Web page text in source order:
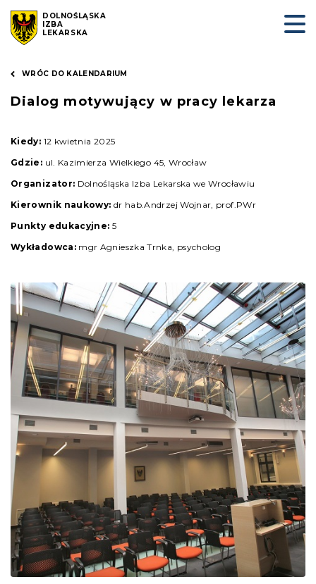
DOLNOŚLĄSKA
IZBA
LEKARSKA
WRÓC DO KALENDARIUM
Dialog motywujący w pracy lekarza
Kiedy: 12 kwietnia 2025
Gdzie: ul. Kazimierza Wielkiego 45, Wrocław
Organizator: Dolnośląska Izba Lekarska we Wrocławiu
Kierownik naukowy: dr hab.Andrzej Wojnar, prof.PWr
Punkty edukacyjne: 5
Wykładowca:mgr Agnieszka Trnka, psycholog